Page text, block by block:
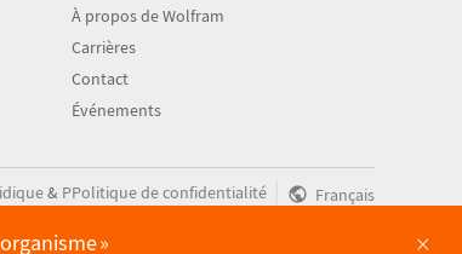
À propos de Wolfram
Carrières
Contact
Événements
& PPolitique de confidentialité Français
×